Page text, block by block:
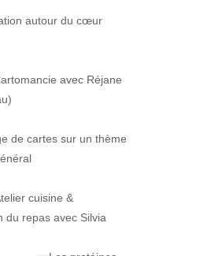
autour du cœur
avec Réjane
cartes sur un thème
ou général
cuisine &
du repas avec Silvia